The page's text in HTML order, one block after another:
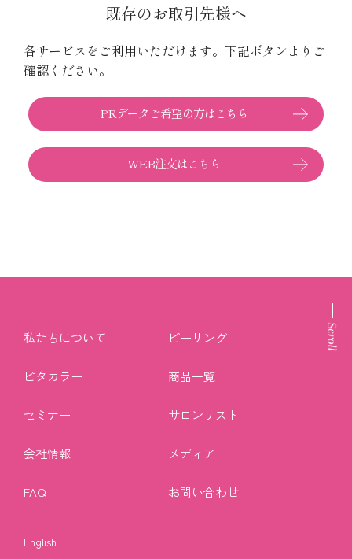
既存のお取引先様へ
各サービスをご利用いただけます。 下記ボタンよりご
確認ください。
PRデータご希望の方はこちら
WEB注文はこちら
私たちについて ピーリング
ピタカラー 商品一覧
セミナー サロンリスト
会社情報 メディア
FAQ お問い合わせ
English